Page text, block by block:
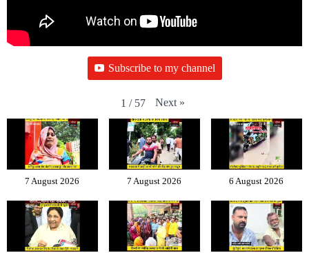
Subscribe to my channel
1 / 57 Next »
7 August 2026 7 August 2026 6 August 2026